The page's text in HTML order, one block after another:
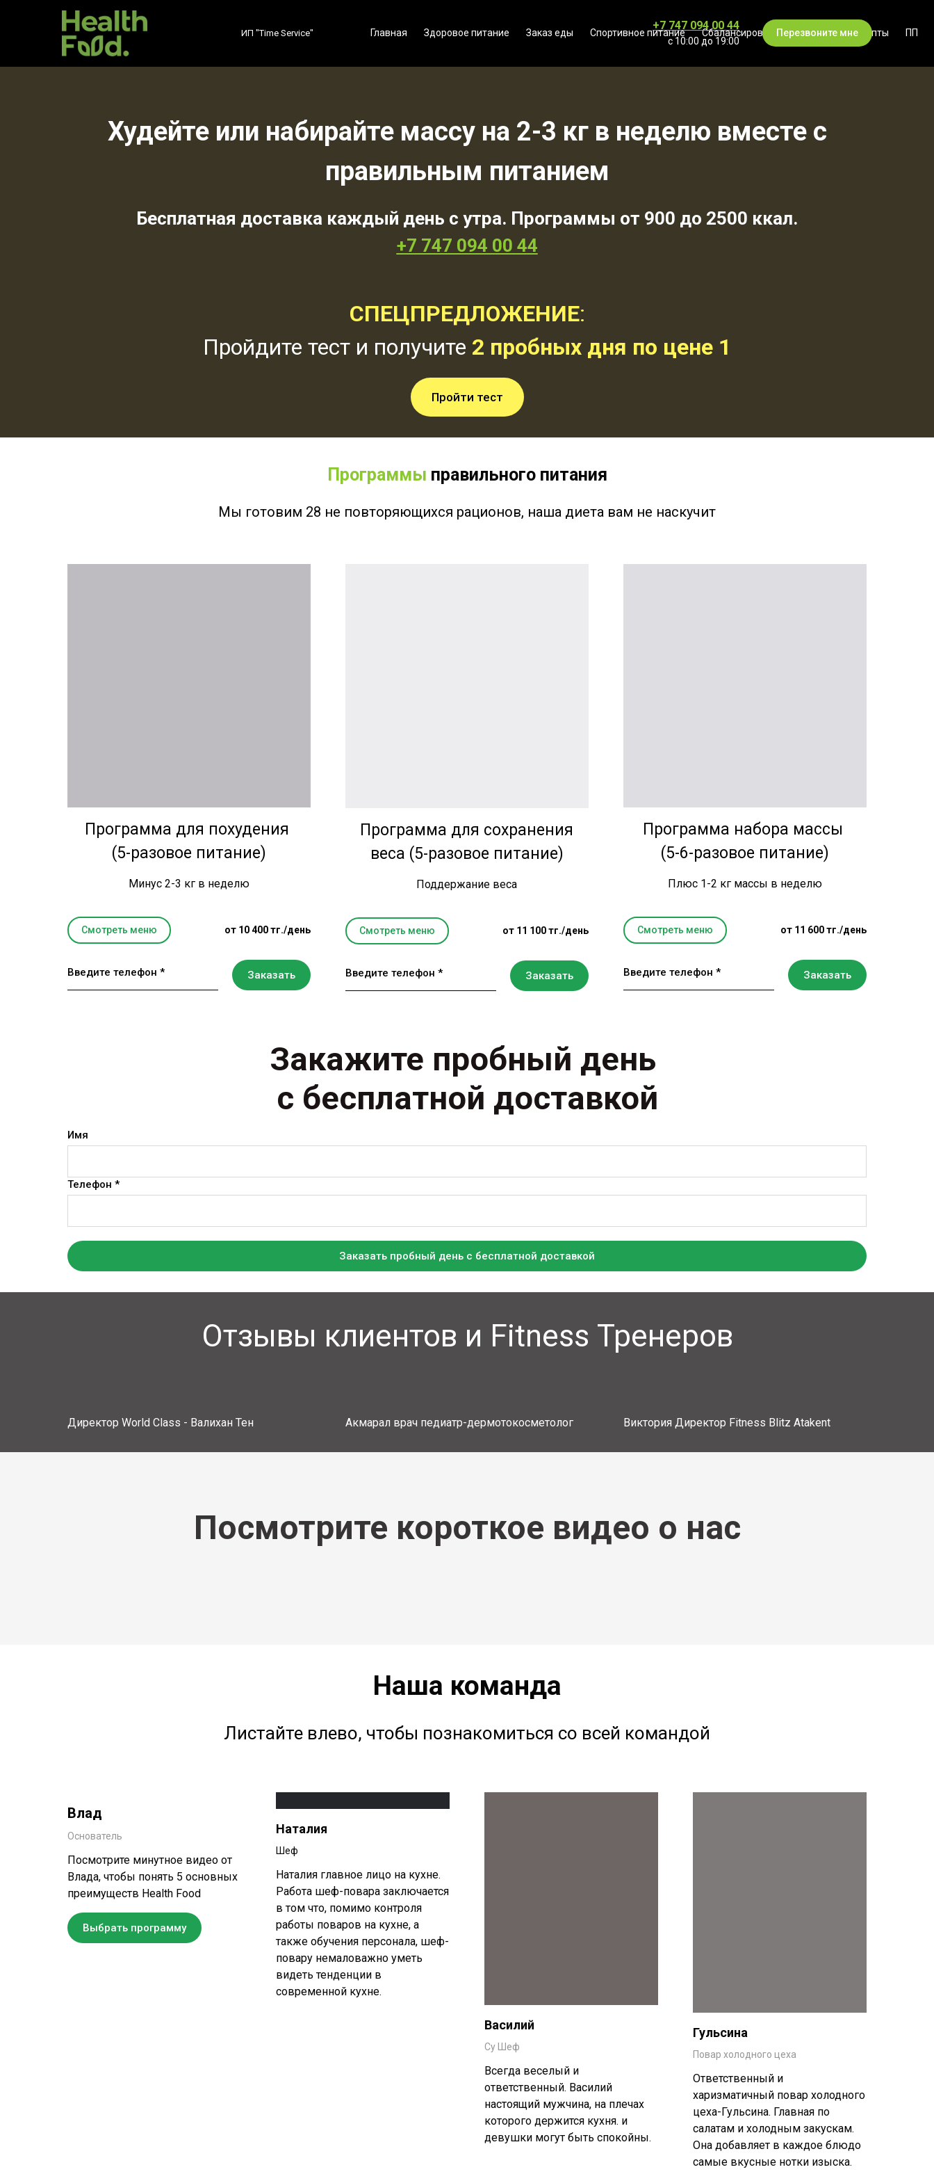
ИП "Time Service" Главная Здоровое питание Заказ еды Спортивное питание Сбалансированное питание Рецепты ПП
+7 747 094 00 44
с 10:00 до 19:00
Перезвоните мне
Худейте или набирайте массу на 2-3 кг в неделю вместе с
правильным питанием
Бесплатная доставка каждый день с утра. Программы от 900 до 2500 ккал.
+7 747 094 00 44
СПЕЦПРЕДЛОЖЕНИЕ:
Пройдите тест и получите 2 пробных дня по цене 1
Пройти тест
Программы правильного питания
Мы готовим 28 не повторяющихся рационов, наша диета вам не наскучит
Программа для похудения
(5-разовое питание)
Минус 2-3 кг в неделю
Смотреть меню от 10 400 тг./день
Введите телефон * Заказать
Программа для сохранения
веса (5-разовое питание)
Поддержание веса
Смотреть меню от 11 100 тг./день
Введите телефон * Заказать
Программа набора массы
(5-6-разовое питание)
Плюс 1-2 кг массы в неделю
Смотреть меню от 11 600 тг./день
Введите телефон * Заказать
Закажите пробный день
с бесплатной доставкой
Имя
Телефон *
Заказать пробный день с бесплатной доставкой
Отзывы клиентов и Fitness Тренеров
Директор World Class - Валихан Тен Акмарал врач педиатр-дермотокосметолог Виктория Директор Fitness Blitz Atakent
Посмотрите короткое видео о нас
Наша команда
Листайте влево, чтобы познакомиться со всей командой
Влад
Основатель
Посмотрите минутное видео от
Влада, чтобы понять 5 основных
преимуществ Health Food
Выбрать программу
Наталия
Шеф
Наталия главное лицо на кухне.
Работа шеф-повара заключается
в том что, помимо контроля
работы поваров на кухне, а
также обучения персонала, шеф-
повару немаловажно уметь
видеть тенденции в
современной кухне.
Василий
Су Шеф
Всегда веселый и
ответственный. Василий
настоящий мужчина, на плечах
которого держится кухня. и
девушки могут быть спокойны.
Гульсина
Повар холодного цеха
Ответственный и
харизматичный повар холодного
цеха-Гульсина. Главная по
салатам и холодным закускам.
Она добавляет в каждое блюдо
самые вкусные нотки изыска.